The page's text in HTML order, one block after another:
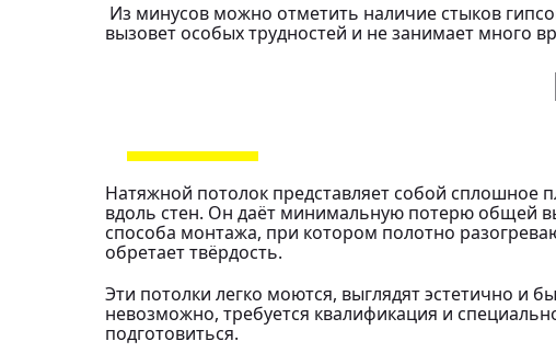
Из минусов можно отметить наличие стыков
вызовет особых трудностей и не занимает много
Натяжной потолок представляет собой сплошное
вдоль стен. Он даёт минимальную потерю общей
способа монтажа, при котором полотно
обретает твёрдость.
Эти потолки легко моются, выглядят эстетично
невозможно, требуется квалификация и
подготовиться.